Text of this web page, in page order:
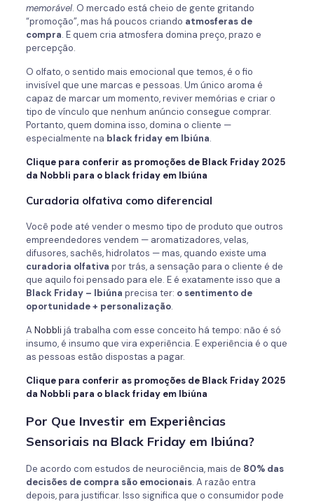
memorável. O mercado está cheio de gente gritando
“promoção”, mas há poucos criando atmosferas de
compra. E quem cria atmosfera domina preço, prazo e
percepção.
O olfato, o sentido mais emocional que temos, é o fio
invisível que une marcas e pessoas. Um único aroma é
capaz de marcar um momento, reviver memórias e criar o
tipo de vínculo que nenhum anúncio consegue comprar.
Portanto, quem domina isso, domina o cliente —
especialmente na black friday em Ibiúna.
Clique para conferir as promoções de Black Friday 2025
da Nobbli para o black friday em Ibiúna
Curadoria olfativa como diferencial
Você pode até vender o mesmo tipo de produto que outros
empreendedores vendem — aromatizadores, velas,
difusores, sachês, hidrolatos — mas, quando existe uma
curadoria olfativa por trás, a sensação para o cliente é de
que aquilo foi pensado para ele. E é exatamente isso que a
Black Friday – Ibiúna precisa ter: o sentimento de
oportunidade + personalização.
A Nobbli já trabalha com esse conceito há tempo: não é só
insumo, é insumo que vira experiência. E experiência é o que
as pessoas estão dispostas a pagar.
Clique para conferir as promoções de Black Friday 2025
da Nobbli para o black friday em Ibiúna
Por Que Investir em Experiências
Sensoriais na Black Friday em Ibiúna?
De acordo com estudos de neurociência, mais de 80% das
decisões de compra são emocionais. A razão entra
depois, para justificar. Isso significa que o consumidor pode